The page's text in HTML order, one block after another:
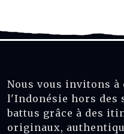
Nous vous invitons à
l'Indonésie hors des
battus grâce à des
originaux,